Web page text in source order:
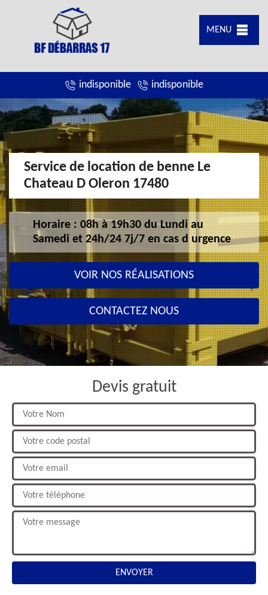
MENU
indisponible indisponible
Service de location de benne Le
Chateau D Oleron 17480
Horaire : 08h à 19h30 du Lundi au
Samedi et 24h/24 7j/7 en cas d urgence
VOIR NOS RÉALISATIONS
CONTACTEZ NOUS
Devis gratuit